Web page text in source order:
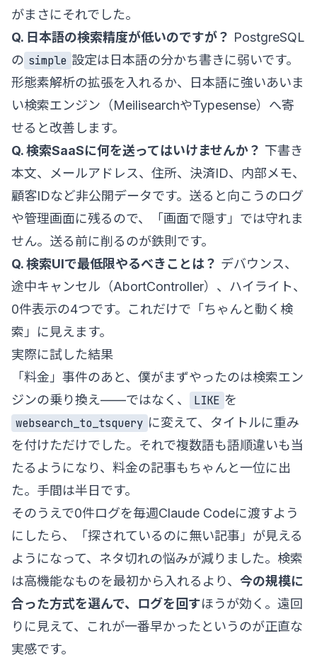
がまさにそれでした。
Q. 日本語の検索精度が低いのですが？ PostgreSQL
の simple 設定は日本語の分かち書きに弱いです。
形態素解析の拡張を入れるか、日本語に強いあいま
い検索エンジン（MeilisearchやTypesense）へ寄
せると改善します。
Q. 検索SaaSに何を送ってはいけませんか？ 下書き
本文、メールアドレス、住所、決済ID、内部メモ、
顧客IDなど非公開データです。送ると向こうのログ
や管理画面に残るので、「画面で隠す」では守れま
せん。送る前に削るのが鉄則です。
Q. 検索UIで最低限やるべきことは？ デバウンス、
途中キャンセル（AbortController）、ハイライト、
0件表示の4つです。これだけで「ちゃんと動く検
索」に見えます。
実際に試した結果
「料金」事件のあと、僕がまずやったのは検索エン
ジンの乗り換え——ではなく、
LIKE を
websearch_to_tsquery に変えて、タイトルに重み
を付けただけでした。それで複数語も語順違いも当
たるようになり、料金の記事もちゃんと一位に出
た。手間は半日です。
そのうえで0件ログを毎週Claude Codeに渡すよう
にしたら、「探されているのに無い記事」が見える
ようになって、ネタ切れの悩みが減りました。検索
は高機能なものを最初から入れるより、 今の規模に
合った方式を選んで、ログを回すほうが効く。遠回
りに見えて、これが一番早かったというのが正直な
実感です。